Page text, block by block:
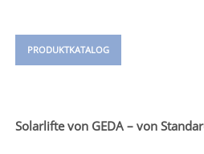
PRODUKTKATALOG
Solarlifte von GEDA – von